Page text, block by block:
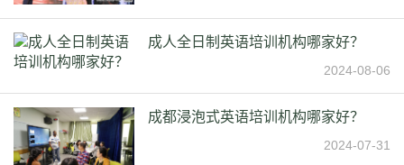
成人全日制英语培训机构哪家好？
2024-08-06
成都浸泡式英语培训机构哪家好？
2024-07-31